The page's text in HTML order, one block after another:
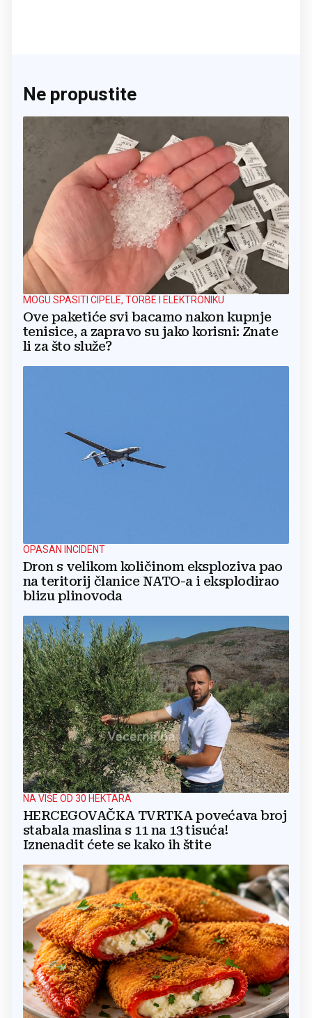
Ne propustite
MOGU SPASITI CIPELE, TORBE I ELEKTRONIKU
Ove paketiće svi bacamo nakon kupnje
tenisice, a zapravo su jako korisni: Znate
li za što služe?
OPASAN INCIDENT
Dron s velikom količinom eksploziva pao
na teritorij članice NATO-a i eksplodirao
blizu plinovoda
NA VIŠE OD 30 HEKTARA
HERCEGOVAČKA TVRTKA povećava broj
stabala maslina s 11 na 13 tisuća!
Iznenadit ćete se kako ih štite